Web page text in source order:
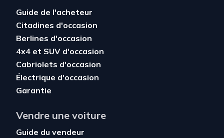
Guide de l'acheteur
Citadines d'occasion
Berlines d'occasion
4x4 et SUV d'occasion
Cabriolets d'occasion
Électrique d'occasion
Garantie
Vendre une voiture
Guide du vendeur